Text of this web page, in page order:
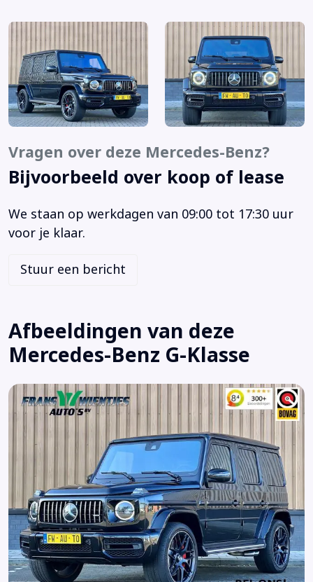
Adaptief dempingssysteem
Adaptief demping systeem
Airbag(s) gordijn
Airbag(s) hoofd achter
Airbag(s) hoofd voor
Airbag(s) knie
Airbag(s) side voor
Airbag(s) window
Airbag passagier
Airco (automatisch)
Airco separaat achter
Ambiente verlichting
AMG-styling
Anti Blokkeer Systeem
Anti doorSlip Regeling
Apple CarPlay
Apple Carplay/Android Auto
Armsteun achter
Armsteun voor
Audio installatie
Audio installatie premium
Automatische lichtschakeling
Automatische verlichting
Vragen over deze Mercedes-Benz?
Bijvoorbeeld over koop of lease
We staan op werkdagen van 09:00 tot 17:30 uur
voor je klaar.
Stuur een bericht
Afbeeldingen van deze
Mercedes-Benz G-Klasse